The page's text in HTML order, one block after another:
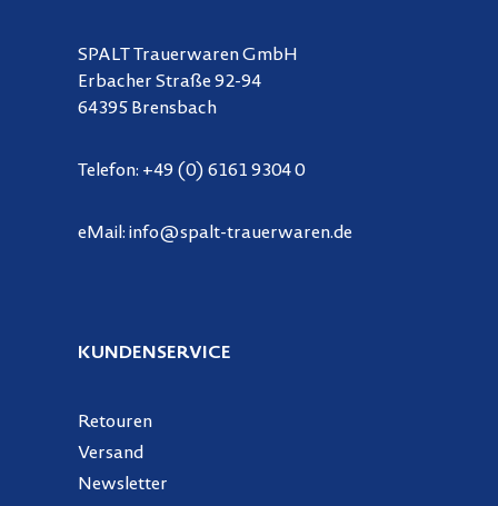
SPALT Trauerwaren GmbH
Erbacher Straße 92-94
64395 Brensbach
Telefon: +49 (0) 6161 9304 0
eMail: info@spalt-trauerwaren.de
KUNDENSERVICE
Retouren
Versand
Newsletter